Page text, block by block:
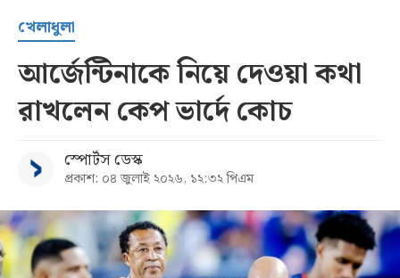
সর্বশেষ
বিভাগ
আর্কাইভ
খেলাধুলা
আর্জেন্টিনাকে নিয়ে দেওয়া কথা
রাখলেন কেপ ভার্দে কোচ
স্পোর্টস ডেস্ক
প্রকাশ: ০৪ জুলাই ২০২৬, ১২:৩২ পিএম